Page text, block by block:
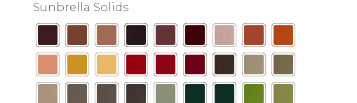
Sunbrella Solids